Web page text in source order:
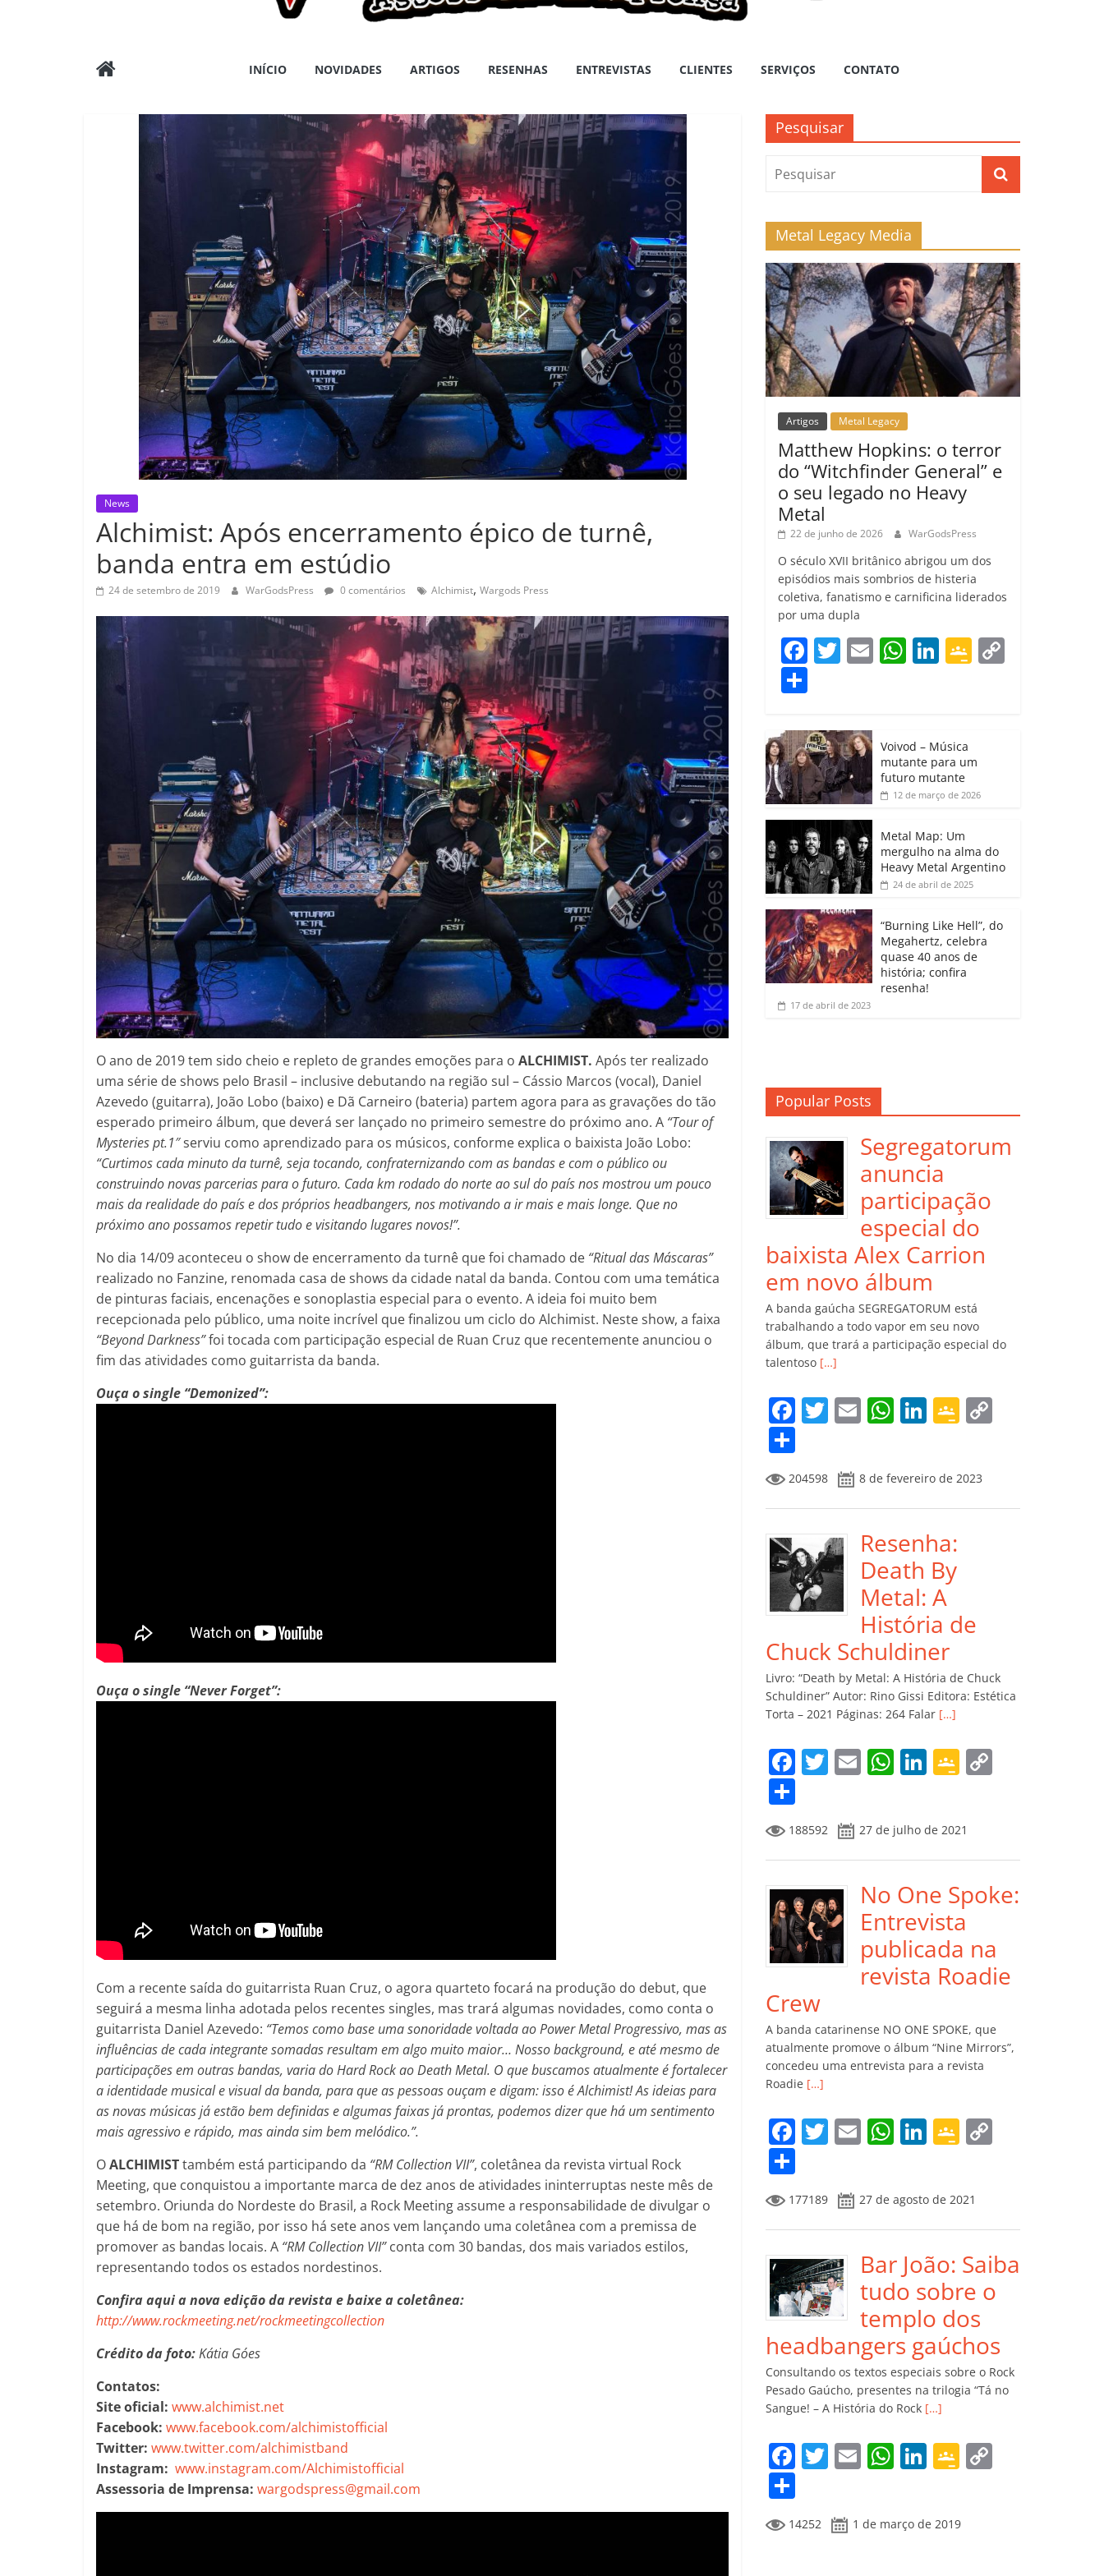
Wargods
Press
INÍCIO NOVIDADES ARTIGOS RESENHAS ENTREVISTAS CLIENTES SERVIÇOS CONTATO
News
Alchimist: Após encerramento épico de turnê,
banda entra em estúdio
24 de setembro de 2019 WarGodsPress 0 comentários Alchimist, Wargods Press
O ano de 2019 tem sido cheio e repleto de grandes emoções para o ALCHIMIST. Após ter realizado
uma série de shows pelo Brasil – inclusive debutando na região sul – Cássio Marcos (vocal), Daniel
Azevedo (guitarra), João Lobo (baixo) e Dã Carneiro (bateria) partem agora para as gravações do tão
esperado primeiro álbum, que deverá ser lançado no primeiro semestre do próximo ano. A “Tour of
Mysteries pt.1″serviu como aprendizado para os músicos, conforme explica o baixista João Lobo:
“Curtimos cada minuto da turnê, seja tocando, confraternizando com as bandas e com o público ou
construindo novas parcerias para o futuro. Cada km rodado do norte ao sul do país nos mostrou um pouco
mais da realidade do país e dos próprios headbangers, nos motivando a ir mais e mais longe. Que no
próximo ano possamos repetir tudo e visitando lugares novos!”.
No dia 14/09 aconteceu o show de encerramento da turnê que foi chamado de “Ritual das Máscaras”
realizado no Fanzine, renomada casa de shows da cidade natal da banda. Contou com uma temática
de pinturas faciais, encenações e sonoplastia especial para o evento. A ideia foi muito bem
recepcionada pelo público, uma noite incrível que finalizou um ciclo do Alchimist. Neste show, a faixa
“Beyond Darkness”foi tocada com participação especial de Ruan Cruz que recentemente anunciou o
fim das atividades como guitarrista da banda.
Ouça o single “Demonized”:
Ouça o single “Never Forget”:
Com a recente saída do guitarrista Ruan Cruz, o agora quarteto focará na produção do debut, que
seguirá a mesma linha adotada pelos recentes singles, mas trará algumas novidades, como conta o
guitarrista Daniel Azevedo: “Temos como base uma sonoridade voltada ao Power Metal Progressivo, mas as
influências de cada integrante somadas resultam em algo muito maior… Nosso background, e até mesmo de
participações em outras bandas, varia do Hard Rock ao Death Metal. O que buscamos atualmente é fortalecer
a identidade musical e visual da banda, para que as pessoas ouçam e digam: isso é Alchimist! As ideias para
as novas músicas já estão bem definidas e algumas faixas já prontas, podemos dizer que há um sentimento
mais agressivo e rápido, mas ainda sim bem melódico.”.
OALCHIMISTtambém está participando da “RM Collection VII”, coletânea da revista virtual Rock
Meeting, que conquistou a importante marca de dez anos de atividades ininterruptas neste mês de
setembro. Oriunda do Nordeste do Brasil, a Rock Meeting assume a responsabilidade de divulgar o
que há de bom na região, por isso há sete anos vem lançando uma coletânea com a premissa de
promover as bandas locais. A “RM Collection VII”conta com 30 bandas, dos mais variados estilos,
representando todos os estados nordestinos.
Confira aqui a nova edição da revista e baixe a coletânea:
http://www.rockmeeting.net/rockmeetingcollection
Crédito da foto:Kátia Góes
Contatos:
Site oficial: www.alchimist.net
Facebook: www.facebook.com/alchimistofficial
Twitter: www.twitter.com/alchimistband
Instagram: www.instagram.com/Alchimistofficial
Assessoria de Imprensa: wargodspress@gmail.com
Pesquisar
Metal Legacy Media
Artigos Metal Legacy
Matthew Hopkins: o terror
do “Witchfinder General” e
o seu legado no Heavy
Metal
22 de junho de 2026 WarGodsPress
O século XVII britânico abrigou um dos
episódios mais sombrios de histeria
coletiva, fanatismo e carnificina liderados
por uma dupla
F
e
b
o
o
k
T
er
E W
A
p
p
Li
dI
n
G
e
a
ro
o
m
m
p
ar
til
h
ar
Voivod – Música
mutante para um
futuro mutante
12 de março de 2026
Metal Map: Um
mergulho na alma do
Heavy Metal Argentino
24 de abril de 2025
“Burning Like Hell”, do
Megahertz, celebra
quase 40 anos de
história; confira
resenha!
17 de abril de 2023
Popular Posts
Segregatorum
anuncia
participação
especial do
baixista Alex Carrion
em novo álbum
A banda gaúcha SEGREGATORUM está
trabalhando a todo vapor em seu novo
álbum, que trará a participação especial do
talentoso […]
F
e
b
o
o
k
T
itt
er
E
l
W
s
A
p
p
Li
e
dI
n
G
gl
e
ro
m
Li
o
m
p
ar
til
h
ar
204598 8 de fevereiro de 2023
Resenha:
Death By
Metal: A
História de
Chuck Schuldiner
Livro: “Death by Metal: A História de Chuck
Schuldiner” Autor: Rino Gissi Editora: Estética
Torta – 2021 Páginas: 264 Falar […]
F
e
b
o
o
k
T
itt
er
E
l
W
s
A
p
p
Li
e
dI
n
G
gl
e
Cl
a
ss
ro
m
Li
n
o
m
p
ar
til
h
ar
188592 27 de julho de 2021
No One Spoke:
Entrevista
publicada na
revista Roadie
Crew
A banda catarinense NO ONE SPOKE, que
atualmente promove o álbum “Nine Mirrors”,
concedeu uma entrevista para a revista
Roadie […]
F
e
b
o
o
k
T
itt
er
E
l
W
s
A
p
p
Li
e
dI
n
G
gl
e
Cl
a
ss
ro
o
m
Li
n
k
o
m
p
ar
til
h
ar
177189 27 de agosto de 2021
Bar João: Saiba
tudo sobre o
templo dos
headbangers gaúchos
Consultando os textos especiais sobre o Rock
Pesado Gaúcho, presentes na trilogia “Tá no
Sangue! – A História do Rock […]
F
e
T
itt
er
E
l
W
s
Li
e
G
gl
o
m
14252 1 de março de 2019